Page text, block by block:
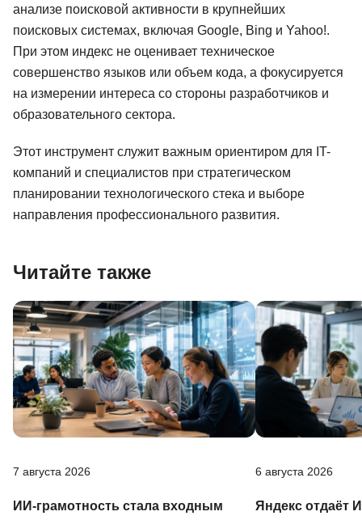
анализе поисковой активности в крупнейших
поисковых системах, включая Google, Bing и Yahoo!.
При этом индекс не оценивает техническое
совершенство языков или объем кода, а фокусируется
на измерении интереса со стороны разработчиков и
образовательного сектора.
Этот инструмент служит важным ориентиром для IT-
компаний и специалистов при стратегическом
планировании технологического стека и выборе
направления профессионального развития.
Читайте также
7 августа 2026
ИИ-грамотность стала входным
6 августа 2026
Яндекс отдаёт